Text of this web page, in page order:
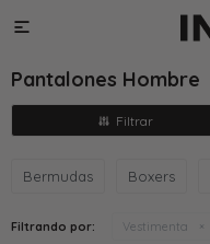

Pantalones Hombre
Bermudas Boxers
Filtrando por: Vestimenta